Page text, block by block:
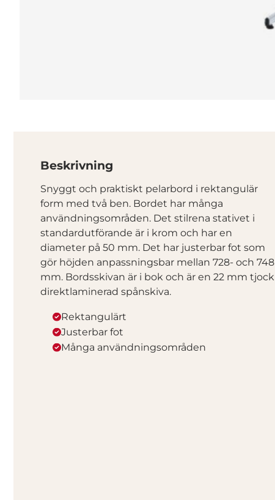
Beskrivning
Snyggt och praktiskt pelarbord i rektangulär
form med två ben. Bordet har många
användningsområden. Det stilrena stativet i
standardutförande är i krom och har en
diameter på 50 mm. Det har justerbar fot som
gör höjden anpassningsbar mellan 728- och 748
mm. Bordsskivan är i bok och är en 22 mm tjock
direktlaminerad spånskiva.
Rektangulärt
Justerbar fot
Många användningsområden